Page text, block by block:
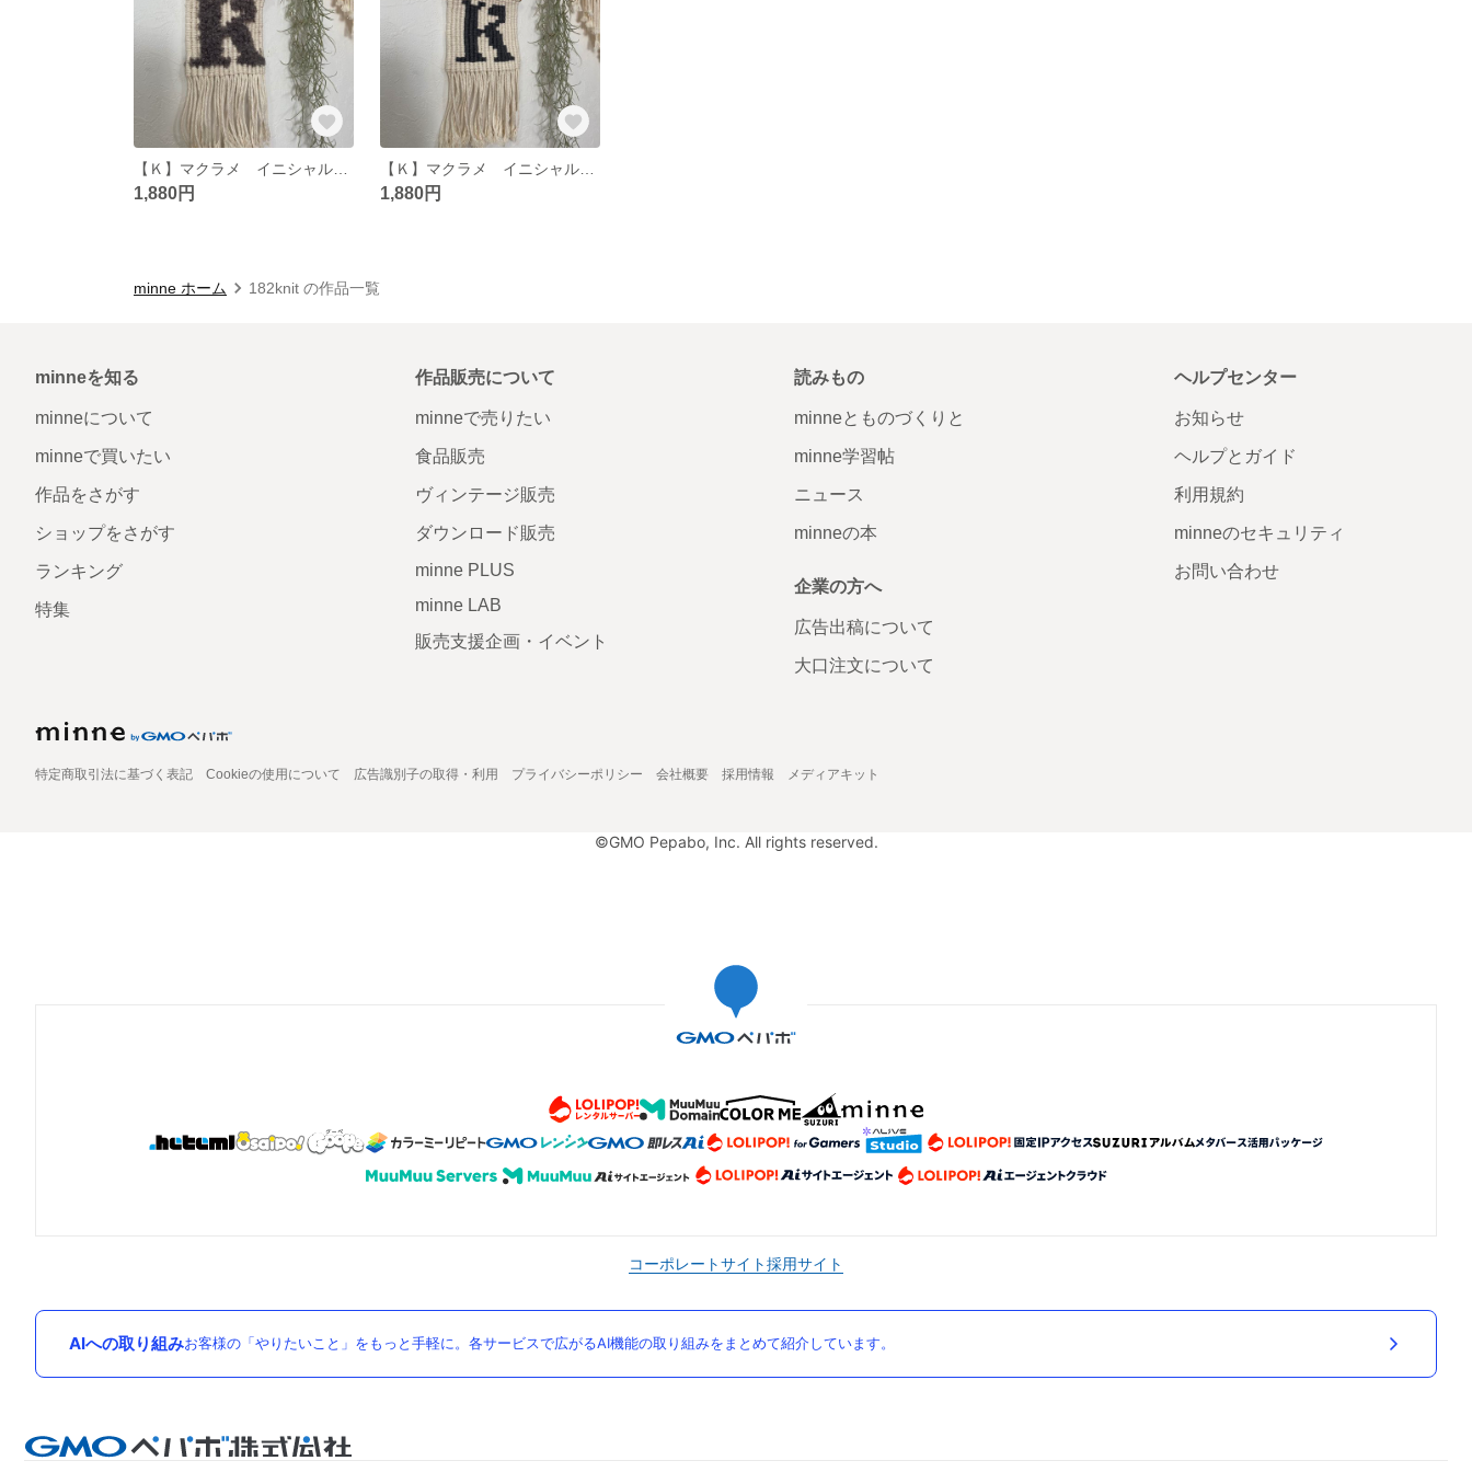
1,880円
【Ｋ】マクラメ イニシャルタペストリー
1,880円
minne ホーム 182knit の作品一覧
minneを知る
minneについて
minneで買いたい
作品をさがす
ショップをさがす
ランキング
特集
作品販売について
minneで売りたい
食品販売
ヴィンテージ販売
ダウンロード販売
minne PLUS
minne LAB
販売支援企画・イベント
読みもの
minneとものづくりと
minne学習帖
ニュース
minneの本
企業の方へ
広告出稿について
大口注文について
ヘルプセンター
お知らせ
ヘルプとガイド
利用規約
minneのセキュリティ
お問い合わせ
特定商取引法に基づく表記 Cookieの使用について 広告識別子の取得・利用 プライバシーポリシー 会社概要 採用情報 メディアキット
©GMO Pepabo, Inc. All rights reserved.
コーポレートサイト採用サイト
AIへの取り組みお客様の「やりたいこと」をもっと手軽に。各サービスで広がるAI機能の取り組みをまとめて紹介しています。